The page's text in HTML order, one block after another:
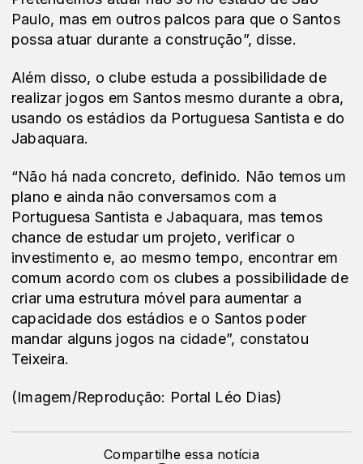
Paulo, mas em outros palcos para que o Santos
possa atuar durante a construção”, disse.
Além disso, o clube estuda a possibilidade de
realizar jogos em Santos mesmo durante a obra,
usando os estádios da Portuguesa Santista e do
Jabaquara.
“Não há nada concreto, definido. Não temos um
plano e ainda não conversamos com a
Portuguesa Santista e Jabaquara, mas temos
chance de estudar um projeto, verificar o
investimento e, ao mesmo tempo, encontrar em
comum acordo com os clubes a possibilidade de
criar uma estrutura móvel para aumentar a
capacidade dos estádios e o Santos poder
mandar alguns jogos na cidade”, constatou
Teixeira.
(Imagem/Reprodução: Portal Léo Dias)
Compartilhe essa notícia